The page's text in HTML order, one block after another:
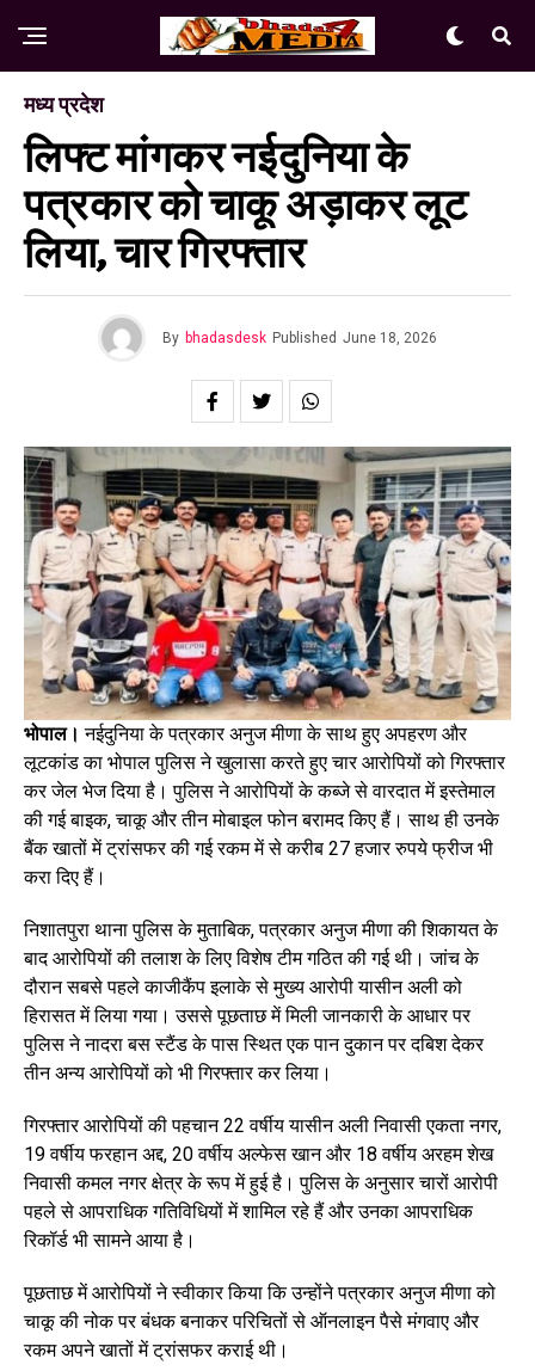
मध्य प्रदेश
लिफ्ट मांगकर नईदुनिया के
पत्रकार को चाकू अड़ाकर लूट
लिया, चार गिरफ्तार
By bhadasdesk Published June 18, 2026
भोपाल। नईदुनिया के पत्रकार अनुज मीणा के साथ हुए अपहरण और
लूटकांड का भोपाल पुलिस ने खुलासा करते हुए चार आरोपियों को गिरफ्तार
कर जेल भेज दिया है। पुलिस ने आरोपियों के कब्जे से वारदात में इस्तेमाल
की गई बाइक, चाकू और तीन मोबाइल फोन बरामद किए हैं। साथ ही उनके
बैंक खातों में ट्रांसफर की गई रकम में से करीब 27 हजार रुपये फ्रीज भी
करा दिए हैं।
निशातपुरा थाना पुलिस के मुताबिक, पत्रकार अनुज मीणा की शिकायत के
बाद आरोपियों की तलाश के लिए विशेष टीम गठित की गई थी। जांच के
दौरान सबसे पहले काजीकैंप इलाके से मुख्य आरोपी यासीन अली को
हिरासत में लिया गया। उससे पूछताछ में मिली जानकारी के आधार पर
पुलिस ने नादरा बस स्टैंड के पास स्थित एक पान दुकान पर दबिश देकर
तीन अन्य आरोपियों को भी गिरफ्तार कर लिया।
गिरफ्तार आरोपियों की पहचान 22 वर्षीय यासीन अली निवासी एकता नगर,
19 वर्षीय फरहान अद्द, 20 वर्षीय अल्फेस खान और 18 वर्षीय अरहम शेख
निवासी कमल नगर क्षेत्र के रूप में हुई है। पुलिस के अनुसार चारों आरोपी
पहले से आपराधिक गतिविधियों में शामिल रहे हैं और उनका आपराधिक
रिकॉर्ड भी सामने आया है।
पूछताछ में आरोपियों ने स्वीकार किया कि उन्होंने पत्रकार अनुज मीणा को
चाकू की नोक पर बंधक बनाकर परिचितों से ऑनलाइन पैसे मंगवाए और
रकम अपने खातों में ट्रांसफर कराई थी।